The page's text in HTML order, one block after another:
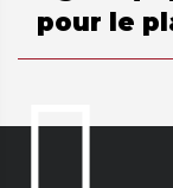
pour le